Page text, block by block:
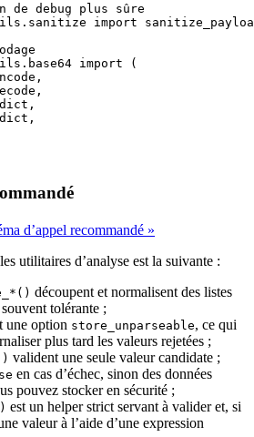
de debug plus sûre
import
import (
d’appel recommandé »
utilitaires d’analyse est la suivante :
découpent et normalisent des listes
tolérante ;
une option store_unparseable, ce qui
plus tard les valeurs rejetées ;
valident une seule valeur candidate ;
en cas d’échec, sinon des données
pouvez stocker en sécurité ;
est un helper strict servant à valider et, si
valeur à l’aide d’une expression